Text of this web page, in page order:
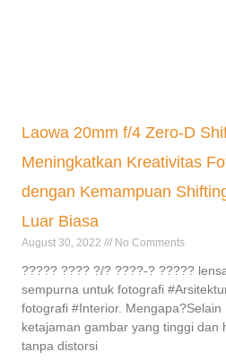
Laowa 20mm f/4 Zero-D
Meningkatkan Kreativitas
dengan Kemampuan
Luar Biasa
August 30, 2022 No Comments
????? ???? ?/? ????-? ?????
sempurna untuk fotografi
fotografi #Interior. Mengapa?Selain
ketajaman gambar yang tinggi dan
tanpa distorsi